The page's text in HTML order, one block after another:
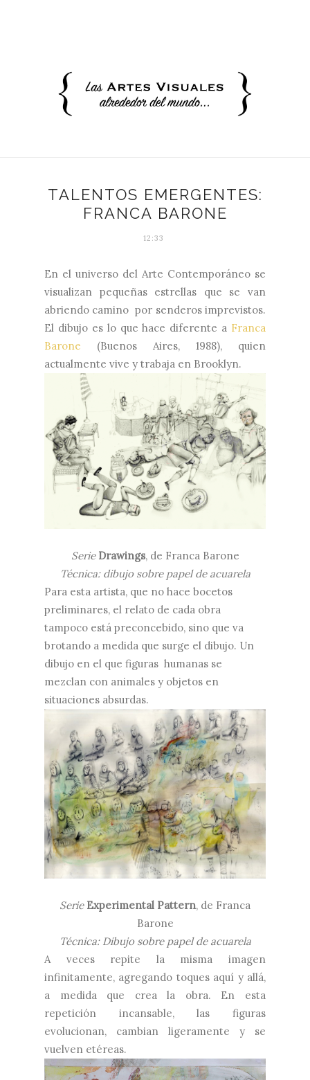
TALENTOS EMERGENTES:
FRANCA BARONE
12:33
En el universo del Arte Contemporáneo se
visualizan pequeñas estrellas que se van
abriendo camino por senderos imprevistos.
El dibujo es lo que hace diferente a Franca
Barone (Buenos Aires, 1988), quien
actualmente vive y trabaja en Brooklyn.
Serie Drawings, de Franca Barone
Técnica: dibujo sobre papel de acuarela
Para esta artista, que no hace bocetos
preliminares, el relato de cada obra
tampoco está preconcebido, sino que va
brotando a medida que surge el dibujo. Un
dibujo en el que figuras humanas se
mezclan con animales y objetos en
situaciones absurdas.
Serie Experimental Pattern, de Franca
Barone
Técnica: Dibujo sobre papel de acuarela
A veces repite la misma imagen
infinitamente, agregando toques aquí y allá,
a medida que crea la obra. En esta
repetición incansable, las figuras
evolucionan, cambian ligeramente y se
vuelven etéreas.